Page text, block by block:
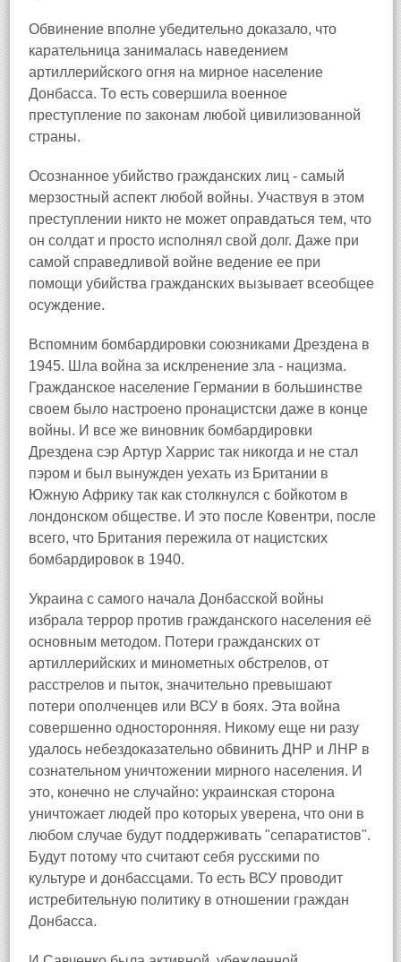
Обвинение вполне убедительно доказало, что
карательница занималась наведением
артиллерийского огня на мирное население
Донбасса. То есть совершила военное
преступление по законам любой цивилизованной
страны.
Осознанное убийство гражданских лиц - самый
мерзостный аспект любой войны. Участвуя в этом
преступлении никто не может оправдаться тем, что
он солдат и просто исполнял свой долг. Даже при
самой справедливой войне ведение ее при
помощи убийства гражданских вызывает всеобщее
осуждение.
Вспомним бомбардировки союзниками Дрездена в
1945. Шла война за исклренение зла - нацизма.
Гражданское население Германии в большинстве
своем было настроено пронацистски даже в конце
войны. И все же виновник бомбардировки
Дрездена сэр Артур Харрис так никогда и не стал
пэром и был вынужден уехать из Британии в
Южную Африку так как столкнулся с бойкотом в
лондонском обществе. И это после Ковентри, после
всего, что Британия пережила от нацистских
бомбардировок в 1940.
Украина с самого начала Донбасской войны
избрала террор против гражданского населения её
основным методом. Потери гражданских от
артиллерийских и минометных обстрелов, от
расстрелов и пыток, значительно превышают
потери ополченцев или ВСУ в боях. Эта война
совершенно односторонняя. Никому еще ни разу
удалось небездоказательно обвинить ДНР и ЛНР в
сознательном уничтожении мирного населения. И
это, конечно не случайно: украинская сторона
уничтожает людей про которых уверена, что они в
любом случае будут поддерживать "сепаратистов".
Будут потому что считают себя русскими по
культуре и донбассцами. То есть ВСУ проводит
истребительную политику в отношении граждан
Донбасса.